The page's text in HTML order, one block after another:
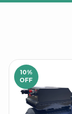
10%
OFF